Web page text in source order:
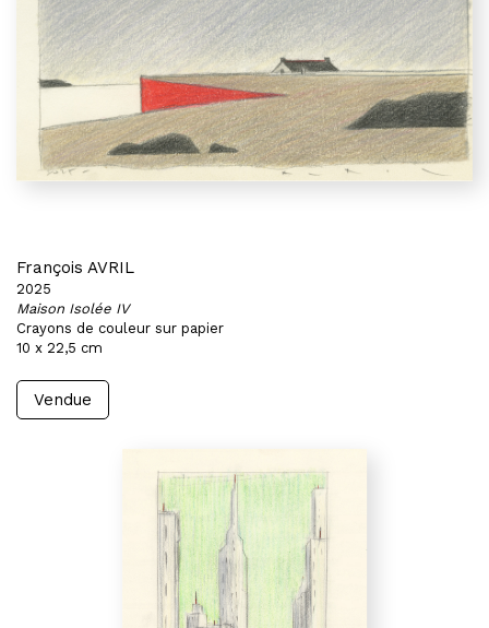
François AVRIL
2025
Maison Isolée IV
Crayons de couleur sur papier
10 x 22,5 cm
Vendue